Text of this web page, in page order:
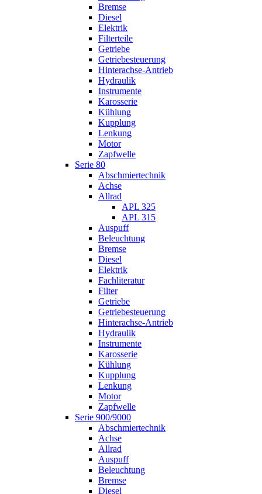
Bremse
Diesel
Elektrik
Filterteile
Getriebe
Getriebesteuerung
Hinterachse-Antrieb
Hydraulik
Instrumente
Karosserie
Kühlung
Kupplung
Lenkung
Motor
Zapfwelle
Serie 80
Abschmiertechnik
Achse
Allrad
APL 325
APL 315
Auspuff
Beleuchtung
Bremse
Diesel
Elektrik
Fachliteratur
Filter
Getriebe
Getriebesteuerung
Hinterachse-Antrieb
Hydraulik
Instrumente
Karosserie
Kühlung
Kupplung
Lenkung
Motor
Zapfwelle
Serie 900/9000
Abschmiertechnik
Achse
Allrad
Auspuff
Beleuchtung
Bremse
Diesel